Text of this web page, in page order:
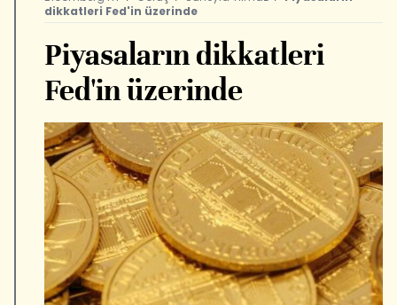
dikkatleri Fed'in üzerinde
Piyasaların dikkatleri
Fed'in üzerinde